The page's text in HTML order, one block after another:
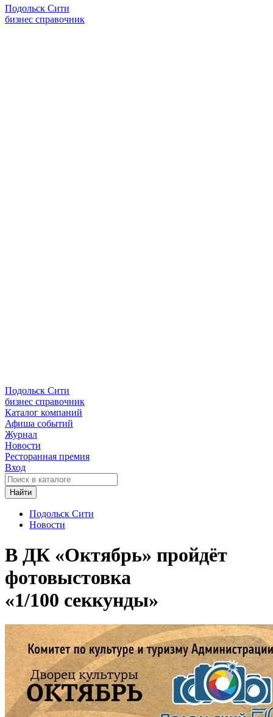
Подольск Сити
бизнес справочник
Подольск Сити
бизнес справочник
Каталог компаний
Афиша событий
Журнал
Новости
Ресторанная премия
Вход
Найти
Подольск Сити
Новости
В ДК «Октябрь» пройдёт
фотовыстовка
«1/100 секкунды»